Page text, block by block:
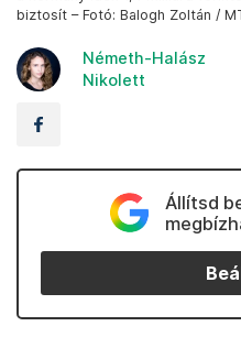
biztosít – Fotó: Balogh Zoltán /
Németh-Halász
Nikolett
Állítsd